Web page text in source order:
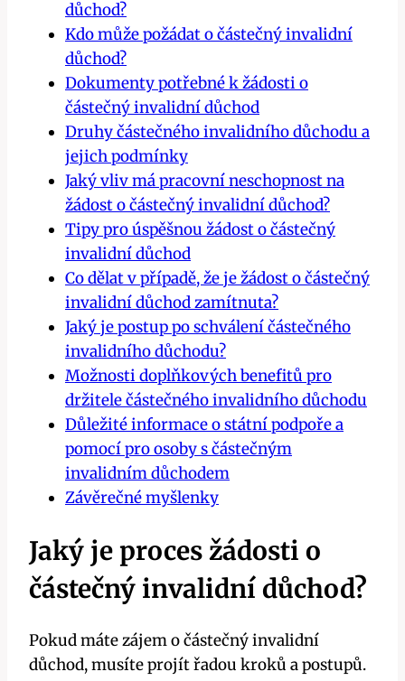
důchod?
Kdo může požádat o částečný invalidní
důchod?
Dokumenty potřebné k žádosti o
částečný invalidní důchod
Druhy částečného invalidního důchodu a
jejich podmínky
Jaký vliv má pracovní neschopnost na
žádost o částečný invalidní důchod?
Tipy pro úspěšnou žádost o částečný
invalidní důchod
Co dělat v případě, že je žádost o částečný
invalidní důchod zamítnuta?
Jaký je postup po schválení částečného
invalidního důchodu?
Možnosti doplňkových benefitů pro
držitele částečného invalidního důchodu
Důležité informace o státní podpoře a
pomocí pro osoby s částečným
invalidním důchodem
Závěrečné myšlenky
Jaký je proces žádosti o
částečný invalidní důchod?
Pokud máte zájem o částečný invalidní
důchod, musíte projít řadou kroků a postupů.